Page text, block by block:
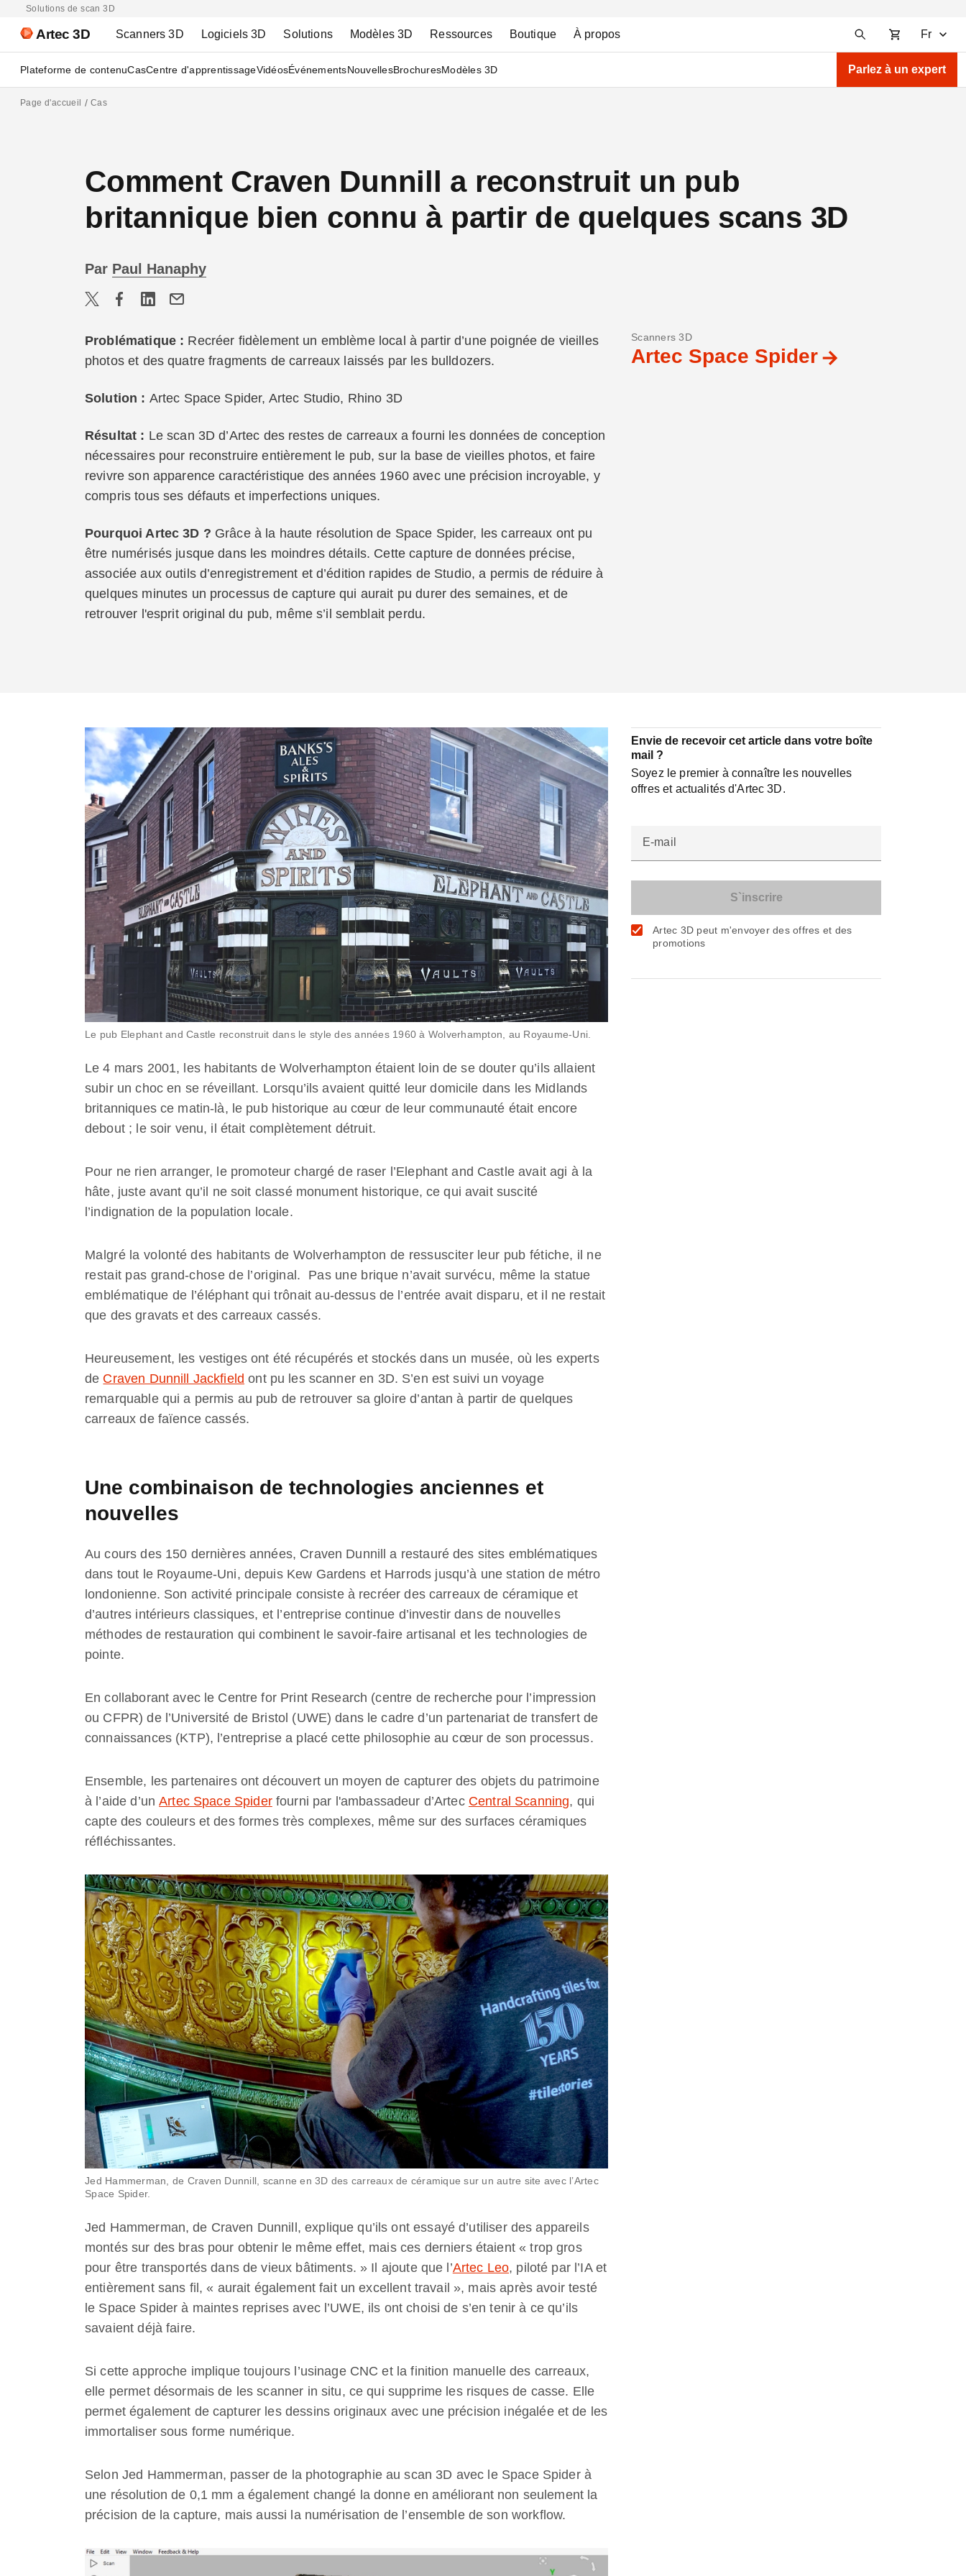
Solutions de scan 3D
Artec 3D Scanners 3D Logiciels 3D Solutions Modèles 3D Ressources Boutique À propos Fr
Plateforme de contenuCasCentre d'apprentissageVidéosÉvénementsNouvellesBrochuresModèles 3D Parlez à un expert
Page d'accueil Cas
Comment Craven Dunnill a reconstruit un pub
britannique bien connu à partir de quelques scans 3D
Par Paul Hanaphy
Scanners 3D
Artec Space Spider
Problématique : Recréer fidèlement un emblème local à partir d’une poignée de vieilles
photos et des quatre fragments de carreaux laissés par les bulldozers.
Solution : Artec Space Spider, Artec Studio, Rhino 3D
Résultat : Le scan 3D d’Artec des restes de carreaux a fourni les données de conception
nécessaires pour reconstruire entièrement le pub, sur la base de vieilles photos, et faire
revivre son apparence caractéristique des années 1960 avec une précision incroyable, y
compris tous ses défauts et imperfections uniques.
Pourquoi Artec 3D ? Grâce à la haute résolution de Space Spider, les carreaux ont pu
être numérisés jusque dans les moindres détails. Cette capture de données précise,
associée aux outils d’enregistrement et d’édition rapides de Studio, a permis de réduire à
quelques minutes un processus de capture qui aurait pu durer des semaines, et de
retrouver l'esprit original du pub, même s’il semblait perdu.
Le pub Elephant and Castle reconstruit dans le style des années 1960 à Wolverhampton, au Royaume-Uni.
Le 4 mars 2001, les habitants de Wolverhampton étaient loin de se douter qu’ils allaient
subir un choc en se réveillant. Lorsqu’ils avaient quitté leur domicile dans les Midlands
britanniques ce matin-là, le pub historique au cœur de leur communauté était encore
debout ; le soir venu, il était complètement détruit.
Pour ne rien arranger, le promoteur chargé de raser l’Elephant and Castle avait agi à la
hâte, juste avant qu’il ne soit classé monument historique, ce qui avait suscité
l’indignation de la population locale.
Malgré la volonté des habitants de Wolverhampton de ressusciter leur pub fétiche, il ne
restait pas grand-chose de l’original. Pas une brique n’avait survécu, même la statue
emblématique de l’éléphant qui trônait au-dessus de l’entrée avait disparu, et il ne restait
que des gravats et des carreaux cassés.
Heureusement, les vestiges ont été récupérés et stockés dans un musée, où les experts
de Craven Dunnill Jackfield ont pu les scanner en 3D. S’en est suivi un voyage
remarquable qui a permis au pub de retrouver sa gloire d’antan à partir de quelques
carreaux de faïence cassés.
Une combinaison de technologies anciennes et
nouvelles
Au cours des 150 dernières années, Craven Dunnill a restauré des sites emblématiques
dans tout le Royaume-Uni, depuis Kew Gardens et Harrods jusqu’à une station de métro
londonienne. Son activité principale consiste à recréer des carreaux de céramique et
d’autres intérieurs classiques, et l’entreprise continue d’investir dans de nouvelles
méthodes de restauration qui combinent le savoir-faire artisanal et les technologies de
pointe.
En collaborant avec le Centre for Print Research (centre de recherche pour l’impression
ou CFPR) de l’Université de Bristol (UWE) dans le cadre d’un partenariat de transfert de
connaissances (KTP), l’entreprise a placé cette philosophie au cœur de son processus.
Ensemble, les partenaires ont découvert un moyen de capturer des objets du patrimoine
à l’aide d’unArtec Space Spiderfourni par l'ambassadeur d’Artec Central Scanning, qui
capte des couleurs et des formes très complexes, même sur des surfaces céramiques
réfléchissantes.
Jed Hammerman, de Craven Dunnill, scanne en 3D des carreaux de céramique sur un autre site avec l’Artec
Space Spider.
Jed Hammerman, de Craven Dunnill, explique qu’ils ont essayé d’utiliser des appareils
montés sur des bras pour obtenir le même effet, mais ces derniers étaient « trop gros
pour être transportés dans de vieux bâtiments. » Il ajoute que l’Artec Leo, piloté par l’IA et
entièrement sans fil, « aurait également fait un excellent travail », mais après avoir testé
le Space Spider à maintes reprises avec l’UWE, ils ont choisi de s’en tenir à ce qu’ils
savaient déjà faire.
Si cette approche implique toujours l’usinage CNC et la finition manuelle des carreaux,
elle permet désormais de les scanner in situ, ce qui supprime les risques de casse. Elle
permet également de capturer les dessins originaux avec une précision inégalée et de les
immortaliser sous forme numérique.
Selon Jed Hammerman, passer de la photographie au scan 3D avec le Space Spider à
une résolution de 0,1 mm a également changé la donne en améliorant non seulement la
précision de la capture, mais aussi la numérisation de l’ensemble de son workflow.
Envie de recevoir cet article dans votre boîte
mail ?
Soyez le premier à connaître les nouvelles
offres et actualités d'Artec 3D.
E-mail
Artec 3D peut m'envoyer des offres et des
promotions